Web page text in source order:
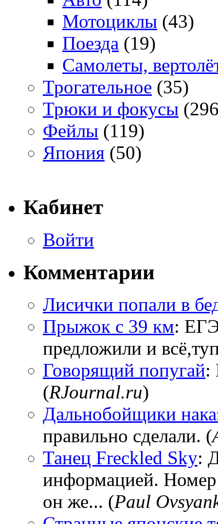
Мотоциклы (43)
Поезда (19)
Самолеты,
Трогательное (35)
Трюки и фокусы
Фейлы (119)
Япония (50)
Кабинет
Войти
Комментарии
Лисички попали в
Прыжок с 39 км:
предложили и
Говорящий попугай:
(RJournal.ru)
Дальнобойщики
правильно сделали. (
Танец Freckled Sky:
информацией.
он же... (Paul